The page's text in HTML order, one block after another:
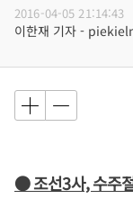
2016-04-05 21:14:43
이한재 기자 -
● 조선3사, 수주